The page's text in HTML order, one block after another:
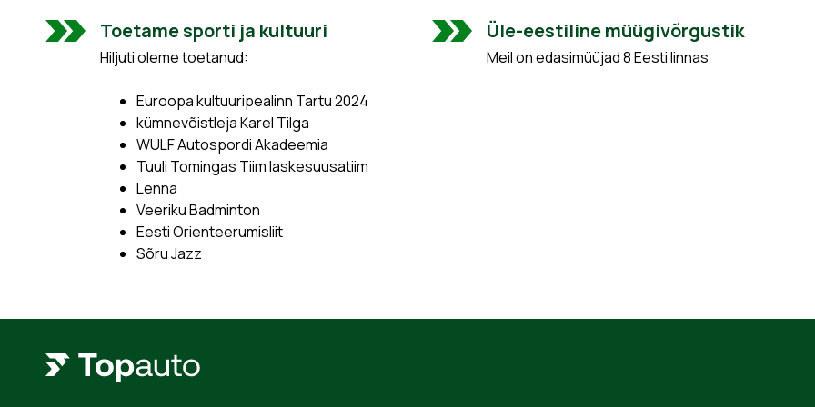
Toetame sporti ja kultuuri
Hiljuti oleme toetanud:
Euroopa kultuuripealinn Tartu 2024
kümnevõistleja Karel Tilga
WULF Autospordi Akadeemia
Tuuli Tomingas Tiim laskesuusatiim
Lenna
Veeriku Badminton
Eesti Orienteerumisliit
Sõru Jazz
Üle-eestiline müügivõrgustik
Meil on edasimüüjad 8 Eesti linnas